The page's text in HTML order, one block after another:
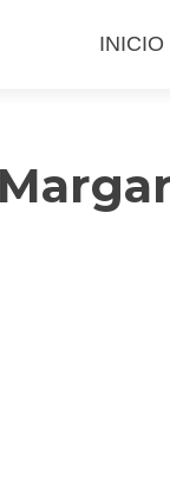
al
INICIO